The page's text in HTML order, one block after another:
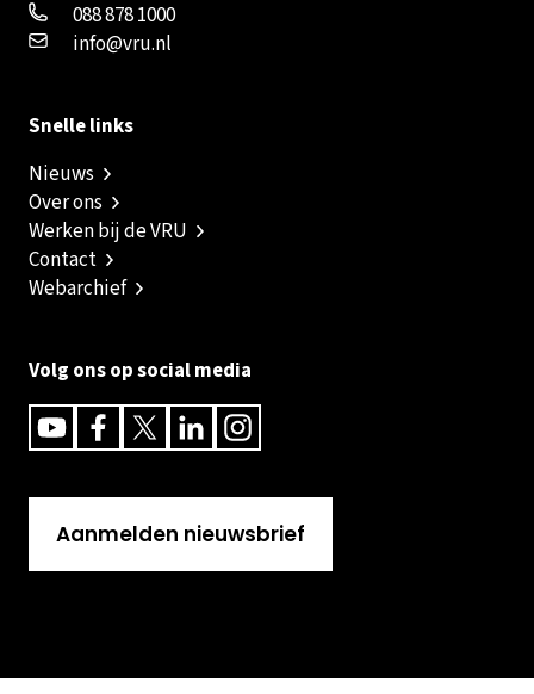
088 878 1000
info@vru.nl
Snelle links
Nieuws
Over ons
Werken bij de VRU
Contact
Webarchief
Volg ons op social media
YoutubeFacebookTwitterLinkedinInstagram
Aanmelden nieuwsbrief